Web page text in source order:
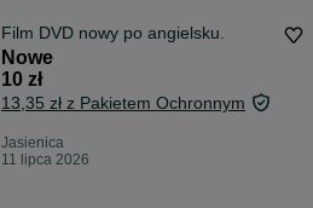
Film DVD nowy po angielsku.
Nowe
10 zł
13,35 zł z Pakietem Ochronnym
Jasienica
11 lipca 2026